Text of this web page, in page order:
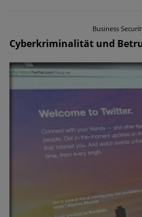
Business
Cyberkriminalität und